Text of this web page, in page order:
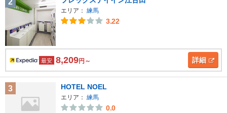
2
エリア： 練馬
3.22
最安 8,209円～ 詳細
3 HOTEL NOEL
エリア： 練馬
0.0